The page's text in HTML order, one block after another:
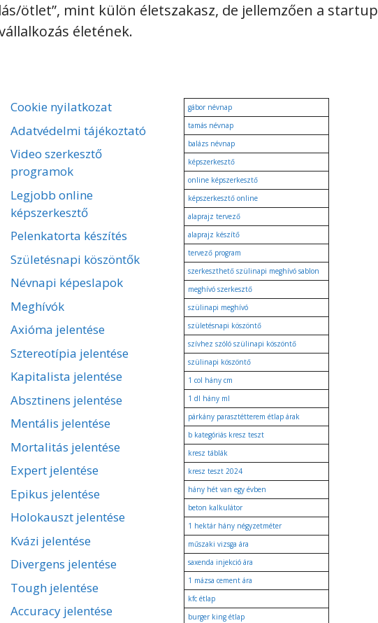
ötlet”, mint külön életszakasz, de jellemzően a startup
életének.
Cookie nyilatkozat
Adatvédelmi tájékoztató
Video szerkesztő
programok
Legjobb online
képszerkesztő
Pelenkatorta készítés
Születésnapi köszöntők
Névnapi képeslapok
Meghívók
Axióma jelentése
Sztereotípia jelentése
Kapitalista jelentése
Absztinens jelentése
Mentális jelentése
Mortalitás jelentése
Expert jelentése
Epikus jelentése
Holokauszt jelentése
Kvázi jelentése
Divergens jelentése
Tough jelentése
Accuracy jelentése
gábor névnap
tamás névnap
balázs névnap
képszerkesztő
online képszerkesztő
képszerkesztő online
alaprajz tervező
alaprajz készítő
tervező program
szerkeszthető szülinapi meghívó sablon
meghívó szerkesztő
szülinapi meghívó
születésnapi köszöntő
szívhez szóló szülinapi köszöntő
szülinapi köszöntő
1 col hány cm
1 dl hány ml
párkány parasztétterem étlap árak
b kategóriás kresz teszt
kresz táblák
kresz teszt 2024
hány hét van egy évben
beton kalkulátor
1 hektár hány négyzetméter
műszaki vizsga ára
saxenda injekció ára
1 mázsa cement ára
kfc étlap
burger king étlap